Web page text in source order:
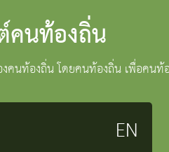
คนท้องถิ่น
คนท้องถิ่น โดยคนท้องถิ่น เพื่อคนท้